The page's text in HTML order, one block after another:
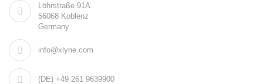
Löhrstraße 91A
56068 Koblenz
Germany
info@xlyne.com
(DE) +49 261 9639900